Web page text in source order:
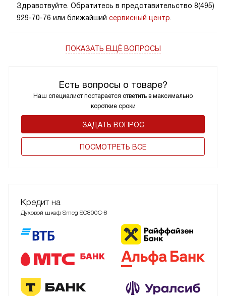
Есть вопросы о товаре?
Наш специалист постарается ответить в максимально
короткие сроки
ЗАДАТЬ ВОПРОС
ПОCМОТРЕТЬ ВСЕ
Здравствуйте. Обратитесь в представительство 8(495)
929-70-76 или ближайший сервисный центр
ПОКАЗАТЬ ЕЩЁ ВОПРОСЫ
Кредит на
Духовой шкаф Smeg SC800C-8